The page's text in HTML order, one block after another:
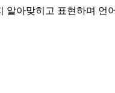
알아맞히고 표현하며 언